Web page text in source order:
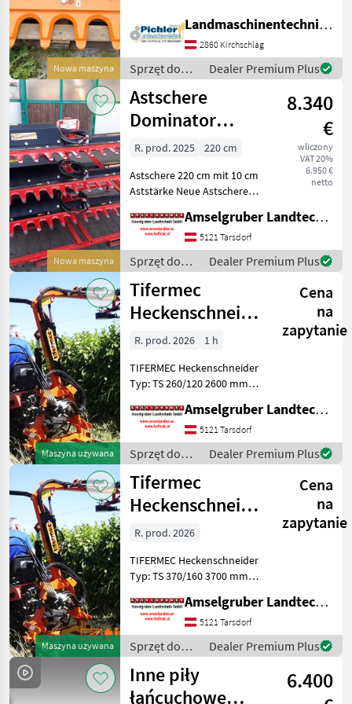
Nowa maszyna
verschleißfestem Stahl -
Antriebsübertragung mit
simplem und bewährter
Taktmechani
Landmaschinentechnik Pichler GmbH
2860 Kirchschlag
Sprzęt do
pielęgnacji
drzew /
Sonstige
Dealer Premium Plus
Nowa maszyna
Astschere
Dominator
220/10 bis 10 cm
Aststärke T
8.340
€
wliczony
VAT 20%
6.950 €
netto
R. prod. 2025
220 cm
Astschere 220 cm mit 10 cm
Aststärke Neue Astschere
Arbeitsbreite. Für bis zu 10
cm Aststärke. Deutsche
Qualität - Solide Bauform -
aus HARDOX
Amselgruber Landtechnik GmbH
5121 Tarsdorf
Sprzęt do
pielęgnacji
drzew /
Dominator
Dealer Premium Plus
Maszyna używana
Tifermec
Heckenschneider
Astschere TS
Cena
na
zapytanie
R. prod. 2026
1 h
TIFERMEC Heckenschneider
Typ: TS 260/120 2600 mm
Arbeitshöhe 1200 mm
Schnittbreite 180° hydr.
Kopfwinkelverstellung 30
mm max. Aststärke El
Amselgruber Landtechnik GmbH
5121 Tarsdorf
Sprzęt do
pielęgnacji
drzew /
Tifermec
Dealer Premium Plus
Maszyna używana
Tifermec
Heckenschneider
370 TOP
Cena
na
zapytanie
R. prod. 2026
TIFERMEC Heckenschneider
Typ: TS 370/160 3700 mm
Arbeitshöhe 1600 mm
Schnittbreite 180° hydr.
Kopfwinkelverstellung 30
mm max. Aststärke Bo
Amselgruber Landtechnik GmbH
5121 Tarsdorf
Sprzęt do
pielęgnacji
drzew /
Tifermec
Dealer Premium Plus
Inne piły
łańcuchowe
6.400